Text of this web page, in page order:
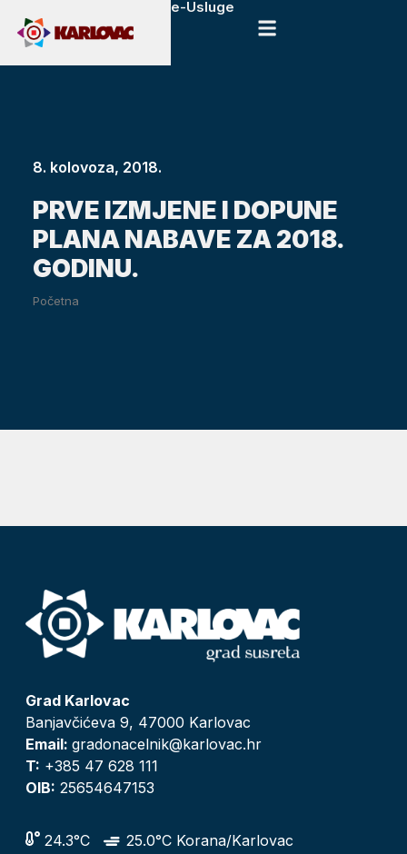
e-Usluge
8. kolovoza, 2018.
PRVE IZMJENE I DOPUNE
PLANA NABAVE ZA 2018.
GODINU.
Početna
Grad Karlovac
Banjavčićeva 9, 47000 Karlovac
Email: gradonacelnik@karlovac.hr
T: +385 47 628 111
OIB: 25654647153
24.3°C
25.0°C Korana/Karlovac